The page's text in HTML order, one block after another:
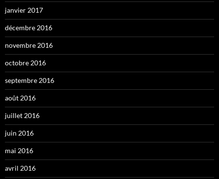
janvier 2017
décembre 2016
novembre 2016
octobre 2016
septembre 2016
août 2016
juillet 2016
juin 2016
mai 2016
avril 2016